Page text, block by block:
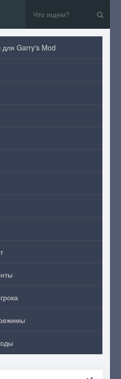
Garry's Mod